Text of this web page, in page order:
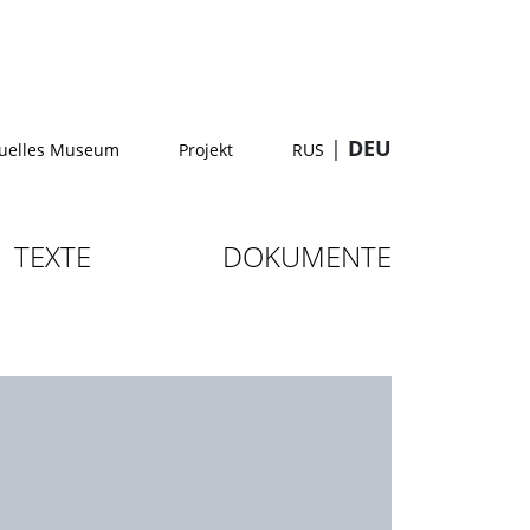
Museum Projekt RUS | DEU
TEXTE DOKUMENTE